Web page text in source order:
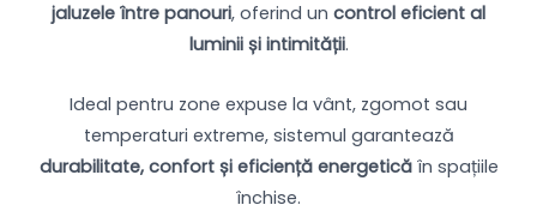
jaluzele între panouri, oferind un control eficient al
luminii și intimității.
Ideal pentru zone expuse la vânt, zgomot sau
temperaturi extreme, sistemul garantează
durabilitate, confort și eficiență energeticăîn spațiile
închise.